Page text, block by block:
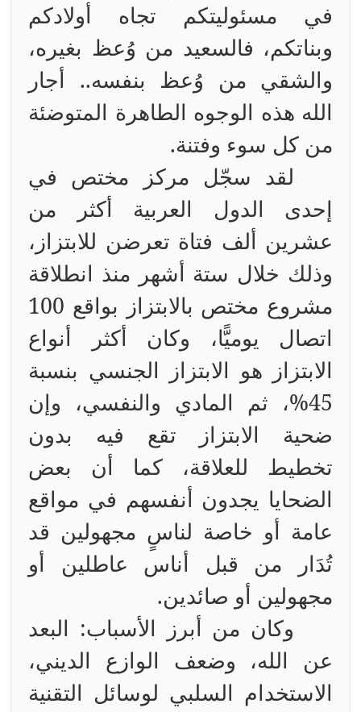
في مسئوليتكم تجاه أولادكم
وبناتكم، فالسعيد من وُعظ بغيره،
والشقي من وُعظ بنفسه.. أجار
الله هذه الوجوه الطاهرة المتوضئة
من كل سوء وفتنة.
لقد سجّل مركز مختص في
إحدى الدول العربية أكثر من
عشرين ألف فتاة تعرضن للابتزاز،
وذلك خلال ستة أشهر منذ انطلاقة
مشروع مختص بالابتزاز بواقع 100
اتصال يوميًّا، وكان أكثر أنواع
الابتزاز هو الابتزاز الجنسي بنسبة
45%، ثم المادي والنفسي، وإن
ضحية الابتزاز تقع فيه بدون
تخطيط للعلاقة، كما أن بعض
الضحايا يجدون أنفسهم في مواقع
عامة أو خاصة لناسٍ مجهولين قد
تُدَار من قبل أناس عاطلين أو
مجهولين أو صائدين.
وكان من أبرز الأسباب: البعد
عن الله، وضعف الوازع الديني،
الاستخدام السلبي لوسائل التقنية